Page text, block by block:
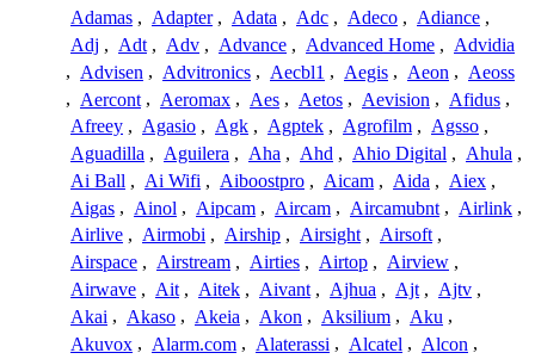
Adamas , Adapter , Adata , Adc , Adeco , Adiance ,
Adj , Adt , Adv , Advance , Advanced Home , Advidia
, Advisen , Advitronics , Aecbl1 , Aegis , Aeon , Aeoss
, Aercont , Aeromax , Aes , Aetos , Aevision , Afidus ,
Afreey , Agasio , Agk , Agptek , Agrofilm , Agsso ,
Aguadilla , Aguilera , Aha , Ahd , Ahio Digital , Ahula ,
Ai Ball , Ai Wifi , Aiboostpro , Aicam , Aida , Aiex ,
Aigas , Ainol , Aipcam , Aircam , Aircamubnt , Airlink ,
Airlive , Airmobi , Airship , Airsight , Airsoft ,
Airspace , Airstream , Airties , Airtop , Airview ,
Airwave , Ait , Aitek , Aivant , Ajhua , Ajt , Ajtv ,
Akai , Akaso , Akeia , Akon , Aksilium , Aku ,
Akuvox , Alarm.com , Alaterassi , Alcatel , Alcon ,